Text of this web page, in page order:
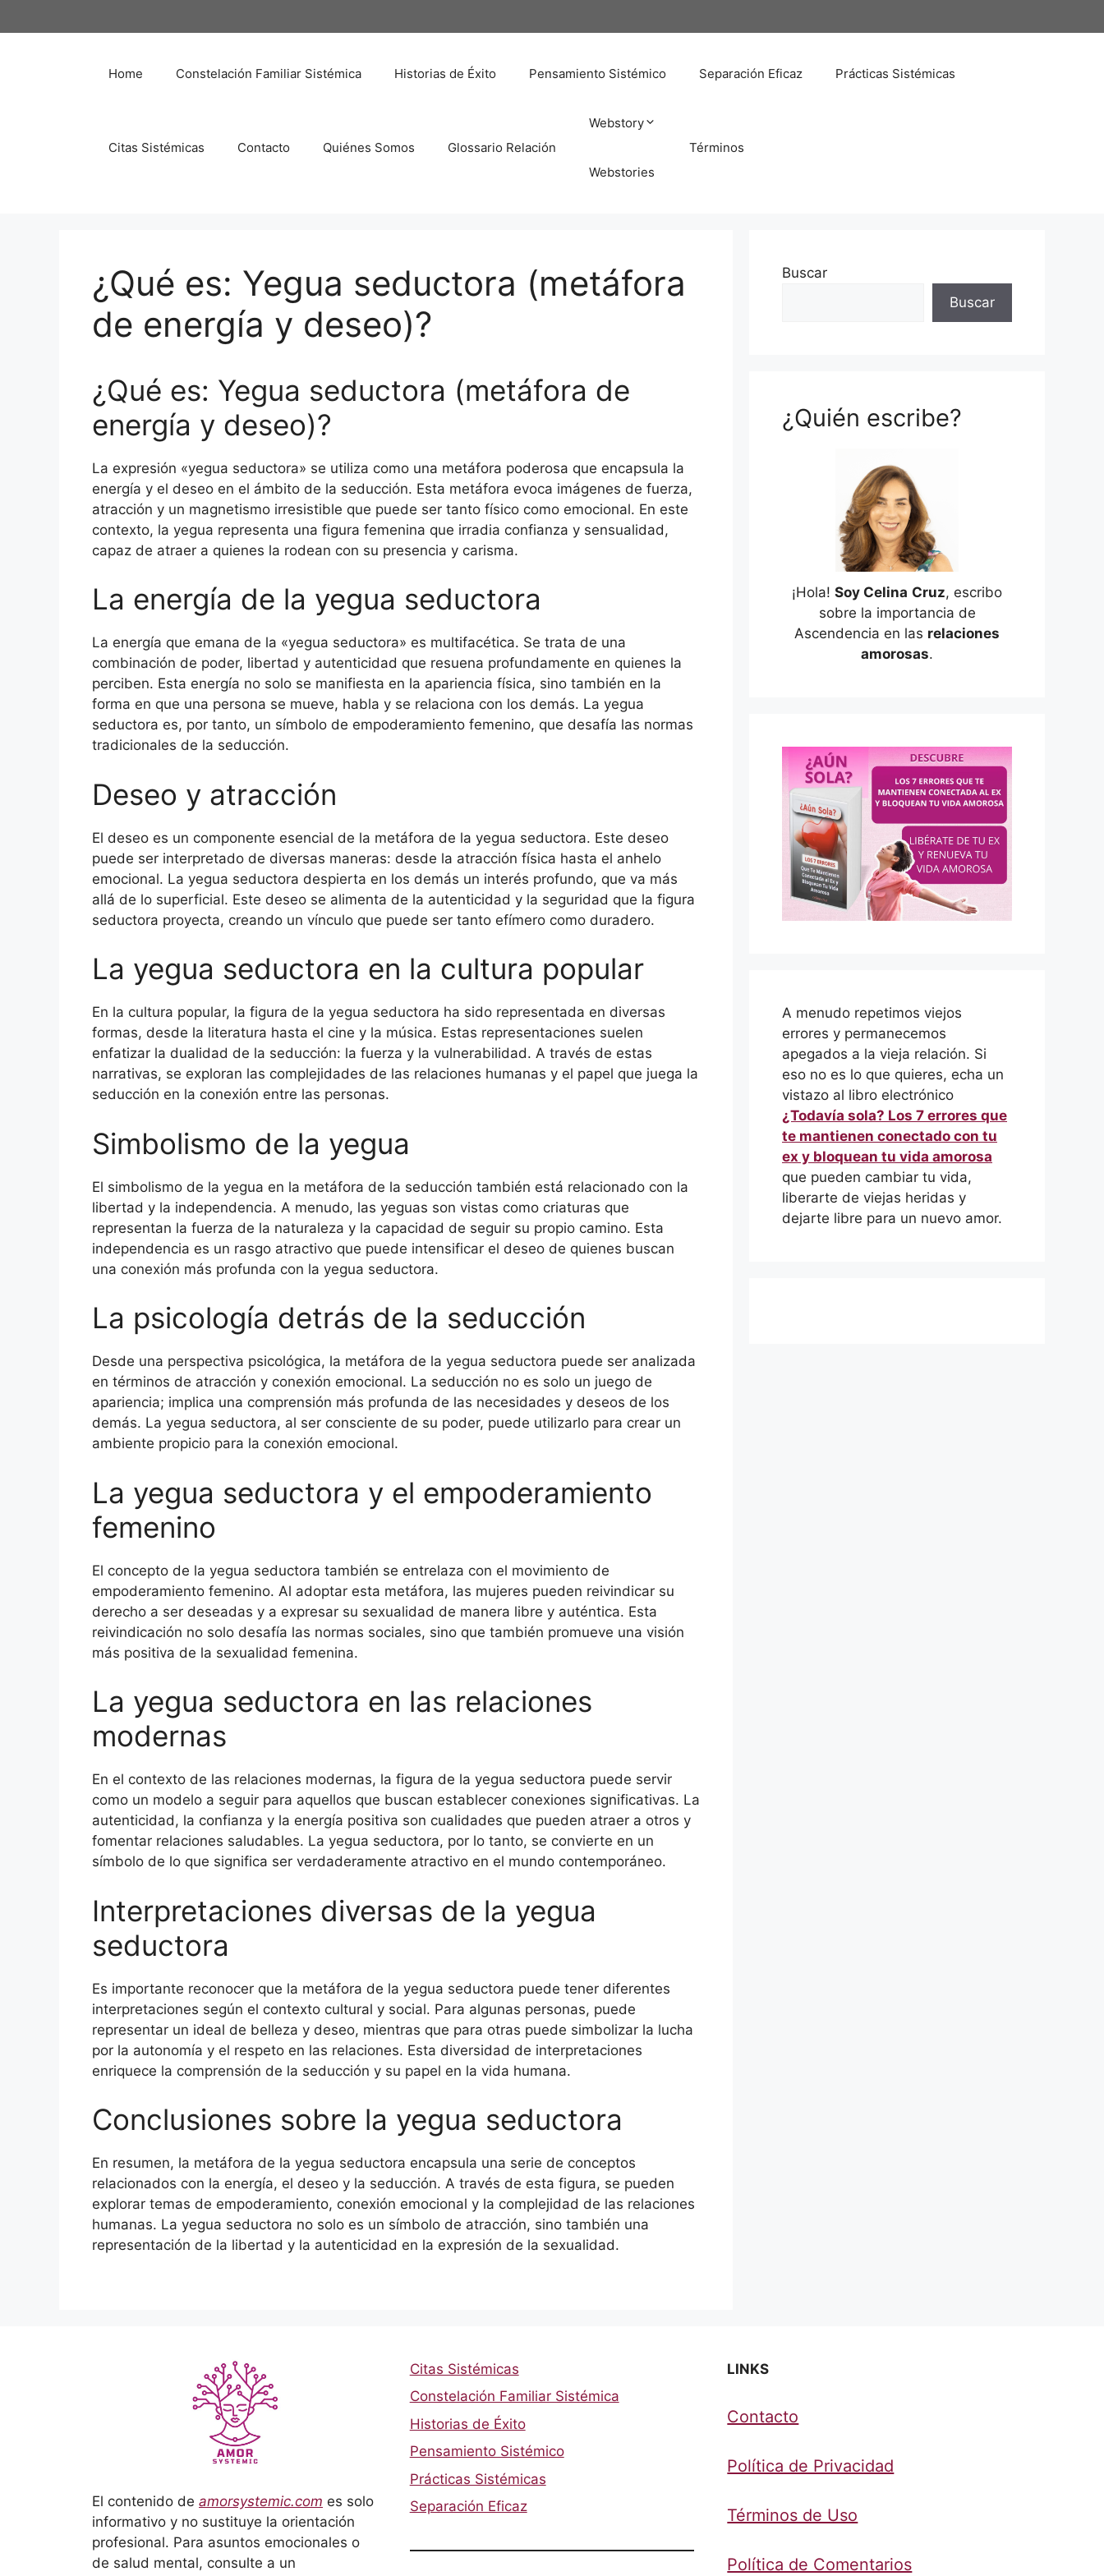
al
Home Constelación Familiar Sistémica Historias de Éxito Pensamiento Sistémico Separación Eficaz Prácticas Sistémicas
Citas Sistémicas Contacto Quiénes Somos Glossario Relación
Webstory
Webstories
Términos
¿Qué es: Yegua seductora (metáfora
de energía y deseo)?
¿Qué es: Yegua seductora (metáfora de
energía y deseo)?
La expresión «yegua seductora» se utiliza como una metáfora poderosa que encapsula la
energía y el deseo en el ámbito de la seducción. Esta metáfora evoca imágenes de fuerza,
atracción y un magnetismo irresistible que puede ser tanto físico como emocional. En este
contexto, la yegua representa una figura femenina que irradia confianza y sensualidad,
capaz de atraer a quienes la rodean con su presencia y carisma.
La energía de la yegua seductora
La energía que emana de la «yegua seductora» es multifacética. Se trata de una
combinación de poder, libertad y autenticidad que resuena profundamente en quienes la
perciben. Esta energía no solo se manifiesta en la apariencia física, sino también en la
forma en que una persona se mueve, habla y se relaciona con los demás. La yegua
seductora es, por tanto, un símbolo de empoderamiento femenino, que desafía las normas
tradicionales de la seducción.
Deseo y atracción
El deseo es un componente esencial de la metáfora de la yegua seductora. Este deseo
puede ser interpretado de diversas maneras: desde la atracción física hasta el anhelo
emocional. La yegua seductora despierta en los demás un interés profundo, que va más
allá de lo superficial. Este deseo se alimenta de la autenticidad y la seguridad que la figura
seductora proyecta, creando un vínculo que puede ser tanto efímero como duradero.
La yegua seductora en la cultura popular
En la cultura popular, la figura de la yegua seductora ha sido representada en diversas
formas, desde la literatura hasta el cine y la música. Estas representaciones suelen
enfatizar la dualidad de la seducción: la fuerza y la vulnerabilidad. A través de estas
narrativas, se exploran las complejidades de las relaciones humanas y el papel que juega la
seducción en la conexión entre las personas.
Simbolismo de la yegua
El simbolismo de la yegua en la metáfora de la seducción también está relacionado con la
libertad y la independencia. A menudo, las yeguas son vistas como criaturas que
representan la fuerza de la naturaleza y la capacidad de seguir su propio camino. Esta
independencia es un rasgo atractivo que puede intensificar el deseo de quienes buscan
una conexión más profunda con la yegua seductora.
La psicología detrás de la seducción
Desde una perspectiva psicológica, la metáfora de la yegua seductora puede ser analizada
en términos de atracción y conexión emocional. La seducción no es solo un juego de
apariencia; implica una comprensión más profunda de las necesidades y deseos de los
demás. La yegua seductora, al ser consciente de su poder, puede utilizarlo para crear un
ambiente propicio para la conexión emocional.
La yegua seductora y el empoderamiento
femenino
El concepto de la yegua seductora también se entrelaza con el movimiento de
empoderamiento femenino. Al adoptar esta metáfora, las mujeres pueden reivindicar su
derecho a ser deseadas y a expresar su sexualidad de manera libre y auténtica. Esta
reivindicación no solo desafía las normas sociales, sino que también promueve una visión
más positiva de la sexualidad femenina.
La yegua seductora en las relaciones
modernas
En el contexto de las relaciones modernas, la figura de la yegua seductora puede servir
como un modelo a seguir para aquellos que buscan establecer conexiones significativas. La
autenticidad, la confianza y la energía positiva son cualidades que pueden atraer a otros y
fomentar relaciones saludables. La yegua seductora, por lo tanto, se convierte en un
símbolo de lo que significa ser verdaderamente atractivo en el mundo contemporáneo.
Interpretaciones diversas de la yegua
seductora
Es importante reconocer que la metáfora de la yegua seductora puede tener diferentes
interpretaciones según el contexto cultural y social. Para algunas personas, puede
representar un ideal de belleza y deseo, mientras que para otras puede simbolizar la lucha
por la autonomía y el respeto en las relaciones. Esta diversidad de interpretaciones
enriquece la comprensión de la seducción y su papel en la vida humana.
Conclusiones sobre la yegua seductora
En resumen, la metáfora de la yegua seductora encapsula una serie de conceptos
relacionados con la energía, el deseo y la seducción. A través de esta figura, se pueden
explorar temas de empoderamiento, conexión emocional y la complejidad de las relaciones
humanas. La yegua seductora no solo es un símbolo de atracción, sino también una
representación de la libertad y la autenticidad en la expresión de la sexualidad.
Buscar
Buscar
¿Quién escribe?
¡Hola! Soy Celina Cruz, escribo
sobre la importancia de
Ascendencia en las relaciones
amorosas.
A menudo repetimos viejos
errores y permanecemos
apegados a la vieja relación. Si
eso no es lo que quieres, echa un
vistazo al libro electrónico
¿Todavía sola? Los 7 errores que
te mantienen conectado con tu
ex y bloquean tu vida amorosa
que pueden cambiar tu vida,
liberarte de viejas heridas y
dejarte libre para un nuevo amor.
El contenido de amorsystemic.com es solo
informativo y no sustituye la orientación
profesional. Para asuntos emocionales o
de salud mental, consulte a un
Citas Sistémicas
Constelación Familiar Sistémica
Historias de Éxito
Pensamiento Sistémico
Prácticas Sistémicas
Separación Eficaz
LINKS
Contacto
Política de Privacidad
Términos de Uso
Política de Comentarios